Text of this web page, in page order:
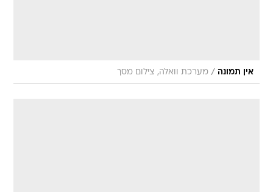
אין תמונה / מערכת וואלה, צילום מסך